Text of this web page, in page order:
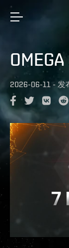
2026-06-11 - 发